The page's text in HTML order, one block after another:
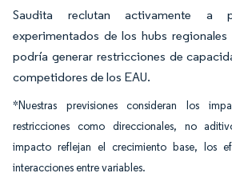
Saudita reclutan activamente a
experimentados de los hubs
podría generar restricciones de
competidores de los EAU.
*Nuestras previsiones consideran los
restricciones como direccionales, no
impacto reflejan el crecimiento base, los
interacciones entre variables.